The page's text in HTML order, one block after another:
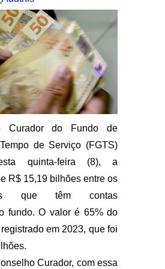
Curador do Fundo de
de Serviço (FGTS)
quinta-feira (8), a
R$ 15,19 bilhões entre os
que têm contas
fundo. O valor é 65% do
em 2023, que foi
Curador, com essa